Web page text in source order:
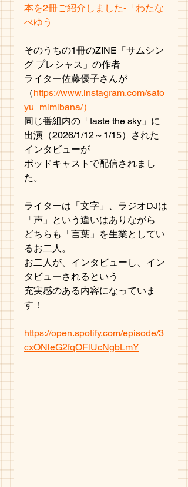
本を2冊ご紹介しました-「わたな
べゆう
そのうちの1冊のZINE「サムシン
グ プレシャス」の作者
ライター佐藤優子さんが
（https://www.instagram.com/sato
yu_mimibana/）
同じ番組内の「taste the sky」に
出演（2026/1/12～1/15）された
インタビューが
ポッドキャストで配信されまし
た。
ライターは「文字」、ラジオDJは
「声」という違いはありながら
どちらも「言葉」を生業としてい
るお二人。
お二人が、インタビューし、イン
タビューされるという
充実感のある内容になっていま
す！
https://open.spotify.com/episode/3
cxONleG2fqOFlUcNgbLmY